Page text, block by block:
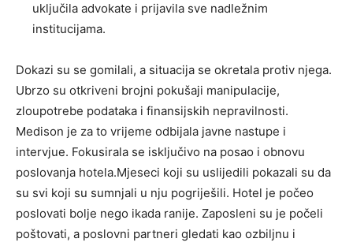
uključila advokate i prijavila sve nadležnim
institucijama.
Dokazi su se gomilali, a situacija se okretala protiv njega.
Ubrzo su otkriveni brojni pokušaji manipulacije,
zloupotrebe podataka i finansijskih nepravilnosti.
Medison je za to vrijeme odbijala javne nastupe i
intervjue. Fokusirala se isključivo na posao i obnovu
poslovanja hotela.Mjeseci koji su uslijedili pokazali su da
su svi koji su sumnjali u nju pogriješili. Hotel je počeo
poslovati bolje nego ikada ranije. Zaposleni su je počeli
poštovati, a poslovni partneri gledati kao ozbiljnu i